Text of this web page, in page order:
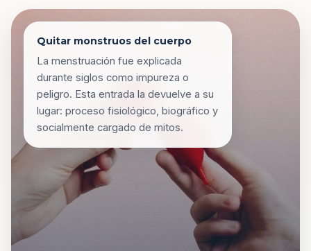
Quitar monstruos del cuerpo
La menstruación fue explicada
durante siglos como impureza o
peligro. Esta entrada la devuelve a su
lugar: proceso fisiológico, biográfico y
socialmente cargado de mitos.